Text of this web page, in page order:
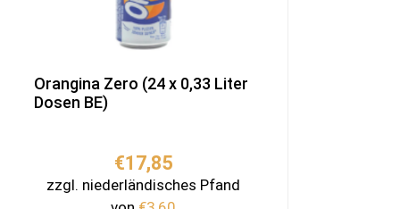
Orangina Zero (24 x 0,33 Liter
Dosen BE)
€17,85
zzgl. niederländisches Pfand